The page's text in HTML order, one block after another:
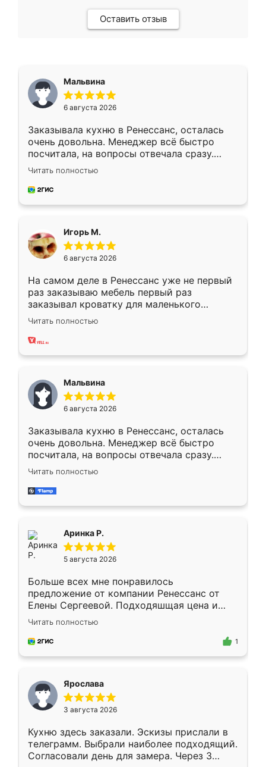
Оставить отзыв
Мальвина
6 августа 2026
Заказывала кухню в Ренессанс, осталась
очень довольна. Менеджер всё быстро
посчитала, на вопросы отвечала сразу.
Замерщик приехал в субботу, подошёл к
делу со всей ответственностью. Собрали
за день, ребята работали аккуратно, даже
Читать полностью
Игорь М.
6 августа 2026
На самом деле в Ренессанс уже не первый
раз заказываю мебель первый раз
заказывал кроватку для маленького
ребёнка при его рождении ,во второй раз
заказал шкаф-купе. По качеству очень
хорошее сборка достаточно быстрая,
меньше, здесь же он более разнообразный.
Мне нравится ,если что-то потребуется из
мебели буду заказывать только здесь.
Читать полностью
Мальвина
6 августа 2026
Заказывала кухню в Ренессанс, осталась
очень довольна. Менеджер всё быстро
посчитала, на вопросы отвечала сразу.
Замерщик приехал в субботу, подошёл к
делу со всей ответственностью. Собрали
за день, ребята работали аккуратно, даже
Читать полностью
Аринка Р.
5 августа 2026
Больше всех мне понравилось
предложение от компании Ренессанс от
Елены Сергеевой. Подходяшщая цена и
короткие сроки изготовления. Приехавший
для замера сотрудник Владислав
предложил по моему эскизу самый
Читать полностью
1
Ярослава
3 августа 2026
Кухню здесь заказали. Эскизы прислали в
телеграмм. Выбрали наиболее подходящий.
Согласовали день для замера. Через 3